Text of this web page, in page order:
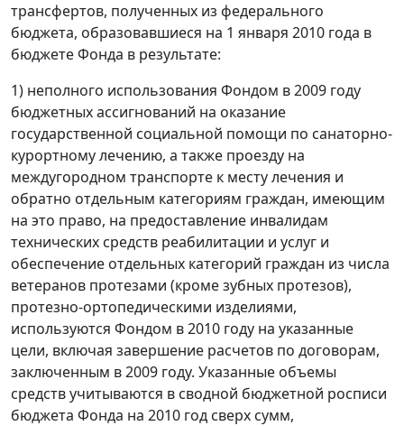
трансфертов, полученных из федерального
бюджета, образовавшиеся на 1 января 2010 года в
бюджете Фонда в результате:
1) неполного использования Фондом в 2009 году
бюджетных ассигнований на оказание
государственной социальной помощи по санаторно-
курортному лечению, а также проезду на
междугородном транспорте к месту лечения и
обратно отдельным категориям граждан, имеющим
на это право, на предоставление инвалидам
технических средств реабилитации и услуг и
обеспечение отдельных категорий граждан из числа
ветеранов протезами (кроме зубных протезов),
протезно-ортопедическими изделиями,
используются Фондом в 2010 году на указанные
цели, включая завершение расчетов по договорам,
заключенным в 2009 году. Указанные объемы
средств учитываются в сводной бюджетной росписи
бюджета Фонда на 2010 год сверх сумм,